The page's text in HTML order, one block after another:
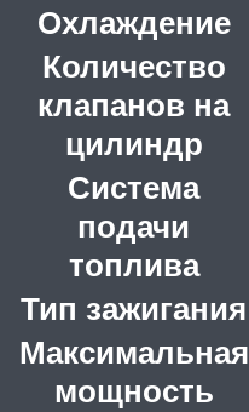
Охлаждение
Количество
клапанов на
цилиндр
Система
подачи
топлива
Тип зажигания
Максимальная
мощность